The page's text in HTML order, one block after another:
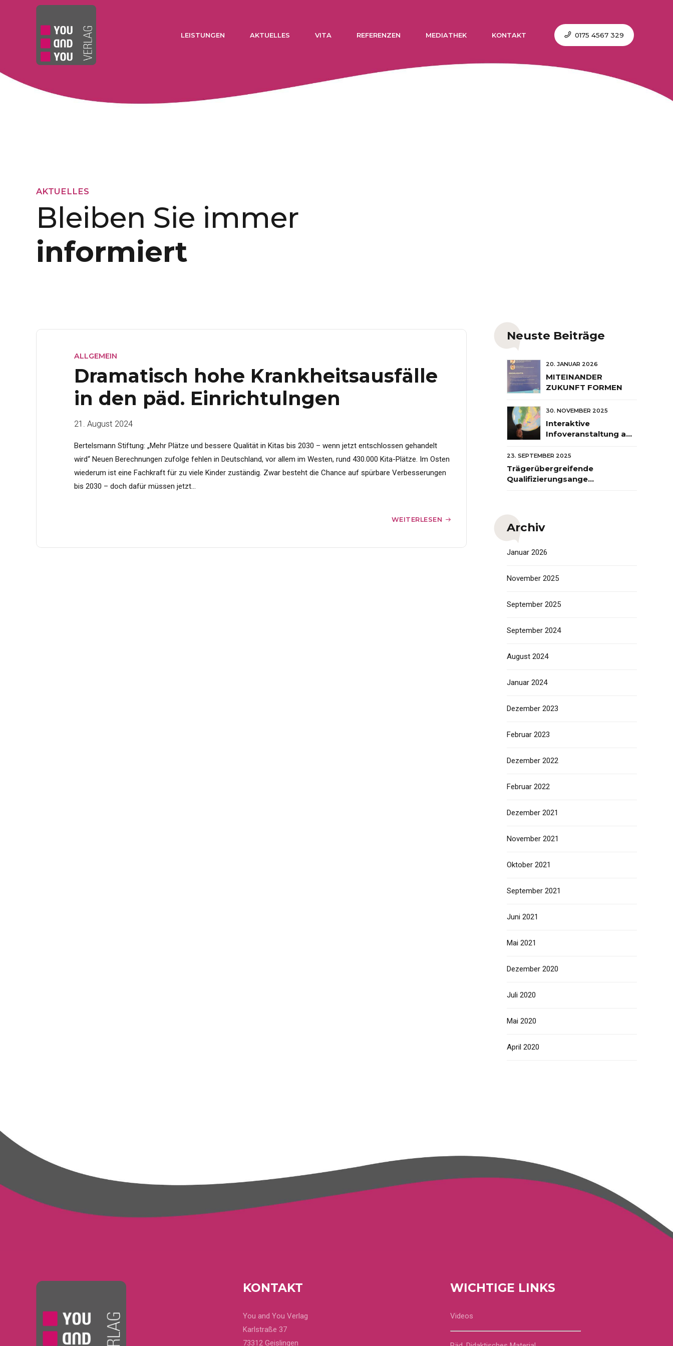
0175 4567 329
LEISTUNGEN AKTUELLES VITA REFERENZEN MEDIATHEK KONTAKT
AKTUELLES
Bleiben Sie immer
informiert
ALLGEMEIN
Dramatisch hohe Krankheitsausfälle
in den päd. Einrichtulngen
21. August 2024
Bertelsmann Stiftung: „Mehr Plätze und bessere Qualität in Kitas bis 2030 – wenn jetzt entschlossen gehandelt
wird“ Neuen Berechnungen zufolge fehlen in Deutschland, vor allem im Westen, rund 430.000 Kita-Plätze. Im Osten
wiederum ist eine Fachkraft für zu viele Kinder zuständig. Zwar besteht die Chance auf spürbare Verbesserungen
bis 2030 – doch dafür müssen jetzt...
WEITERLESEN
Neuste Beiträge
20. JANUAR 2026
MITEINANDER
ZUKUNFT FORMEN
30. NOVEMBER 2025
Interaktive
Infoveranstaltung am
FORUM auf dem
Bildungscampus
Heilbronn
23. SEPTEMBER 2025
Trägerübergreifende
Qualifizierungsangebote
Archiv
Januar 2026
November 2025
September 2025
September 2024
August 2024
Januar 2024
Dezember 2023
Februar 2023
Dezember 2022
Februar 2022
Dezember 2021
November 2021
Oktober 2021
September 2021
Juni 2021
Mai 2021
Dezember 2020
Juli 2020
Mai 2020
April 2020
KONTAKT
You and You Verlag
Karlstraße 37
73312 Geislingen
WICHTIGE LINKS
Videos